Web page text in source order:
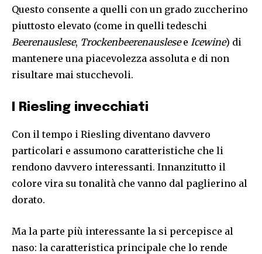
Questo consente a quelli con un grado zuccherino
piuttosto elevato (come in quelli tedeschi
Beerenauslese, Trockenbeerenauslesee Icewine) di
mantenere una piacevolezza assoluta e di non
risultare mai stucchevoli.
I Riesling invecchiati
Con il tempo i Riesling diventano davvero
particolari e assumono caratteristiche che li
rendono davvero interessanti. Innanzitutto il
colore vira su tonalità che vanno dal paglierino al
dorato.
Ma la parte più interessante la si percepisce al
naso: la caratteristica principale che lo rende